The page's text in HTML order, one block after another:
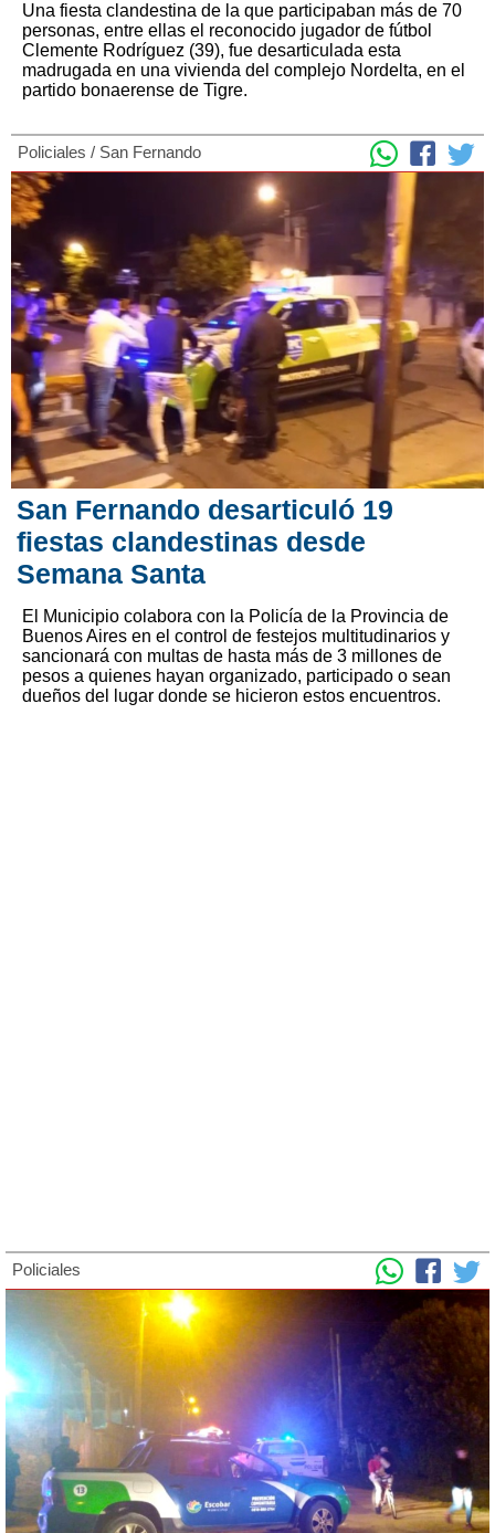
Una fiesta clandestina de la que participaban más de 70
personas, entre ellas el reconocido jugador de fútbol
Clemente Rodríguez (39), fue desarticulada esta
madrugada en una vivienda del complejo Nordelta, en el
partido bonaerense de Tigre.
Policiales / San Fernando
San Fernando desarticuló 19
fiestas clandestinas desde
Semana Santa
El Municipio colabora con la Policía de la Provincia de
Buenos Aires en el control de festejos multitudinarios y
sancionará con multas de hasta más de 3 millones de
pesos a quienes hayan organizado, participado o sean
dueños del lugar donde se hicieron estos encuentros.
Policiales